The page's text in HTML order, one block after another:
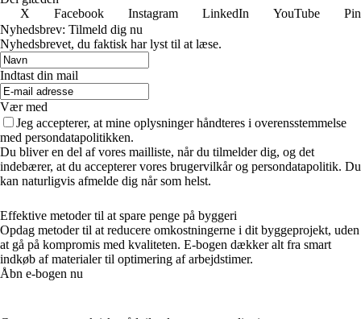
X
Facebook Instagram LinkedIn YouTube
Nyhedsbrev: Tilmeld dig nu
Nyhedsbrevet, du faktisk har lyst til at læse.
Indtast din mail
Vær med
Jeg accepterer, at mine oplysninger håndteres i overensstemmelse
med persondatapolitikken.
Du bliver en del af vores mailliste, når du tilmelder dig, og det
indebærer, at du accepterer vores brugervilkår og persondatapolitik. Du
kan naturligvis afmelde dig når som helst.
Effektive metoder til at spare penge på byggeri
Opdag metoder til at reducere omkostningerne i dit byggeprojekt, uden
at gå på kompromis med kvaliteten. E-bogen dækker alt fra smart
indkøb af materialer til optimering af arbejdstimer.
Åbn e-bogen nu